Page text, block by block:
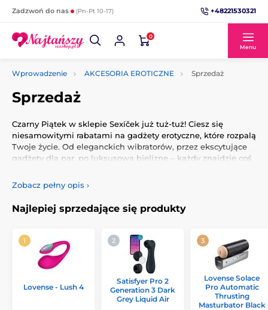
Zadzwoń do nas (Pn-Pt 10-17) +48221530321
0
Menu
Wprowadzenie AKCESORIA EROTICZNE Sprzedaż
Sprzedaż
Czarny Piątek w sklepie Sexíček już tuż-tuż! Ciesz się
niesamowitymi rabatami na gadżety erotyczne, które rozpalą
Twoje życie. Od eleganckich wibratorów, przez ekscytujące
gadżety dla par, po luksusową bieliznę – każdy znajdzie coś
cenach, których nie możesz przegapić. Wejdź do świata
przyjemności i zaskocz siebie lub swojego partnera
wyjątkowymi doświadczeniami. Czarny Piątek to maksimum
przyjemności w wyjątkowych cenach!
Zobacz pełny opis ›
Najlepiej sprzedające się produkty
Lovense - Lush 4
Satisfyer Pro 2
Generation 3 Dark
Grey Liquid Air
Lovense Solace
Pro Automatic
Thrusting
Masturbator Black